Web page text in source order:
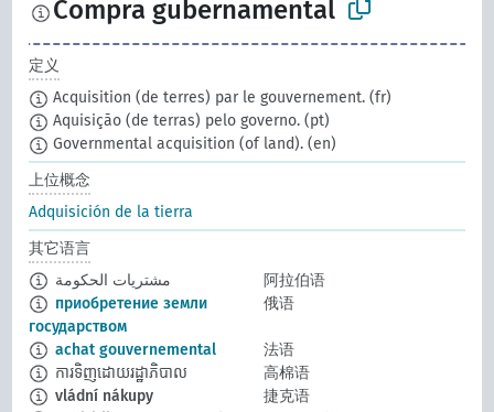
Compra gubernamental
定义
Acquisition (de terres) par le gouvernement. (fr)
Aquisição (de terras) pelo governo. (pt)
Governmental acquisition (of land). (en)
上位概念
Adquisición de la tierra
其它语言
مشتريات الحكومة
阿拉伯语
приобретение земли
государством
俄语
achat gouvernemental
法语
ការទិញដោយរដ្ឋាភិបាល
高棉语
vládní nákupy
捷克语